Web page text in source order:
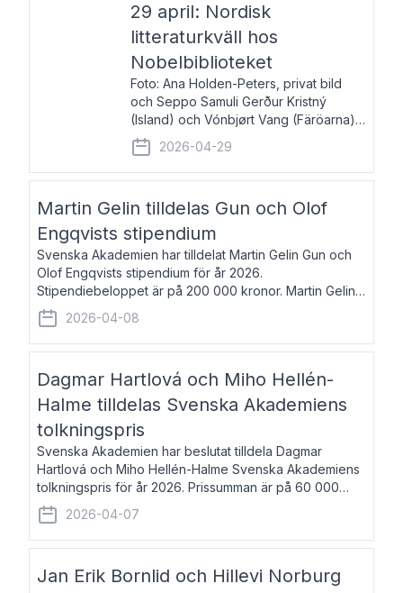
29 april: Nordisk
litteraturkväll hos
Nobelbiblioteket
Foto: Ana Holden-Peters, privat bild
och Seppo Samuli Gerður Kristný
(Island) och Vónbjørt Vang (Färöarna)
läser ur sina verk och samtalar med
John Swedenmark. De läser upp på
färöiska, isländska och svenska och
2026-04-29
Martin Gelin tilldelas Gun och Olof
Engqvists stipendium
Svenska Akademien har tilldelat Martin Gelin Gun och
Olof Engqvists stipendium för år 2026.
Stipendiebeloppet är på 200 000 kronor. Martin Gelin,
född 1978, är journalist och författare. Han lever
numera i Paris men var under många år bosat
2026-04-08
Dagmar Hartlová och Miho Hellén-
Halme tilldelas Svenska Akademiens
tolkningspris
Svenska Akademien har beslutat tilldela Dagmar
Hartlová och Miho Hellén-Halme Svenska Akademiens
tolkningspris för år 2026. Prissumman är på 60 000
kronor var. Dagmar Hartlová, född 1951, översätter
huvudsakligen från svenska till tjeckiska
2026-04-07
Jan Erik Bornlid och Hillevi Norburg